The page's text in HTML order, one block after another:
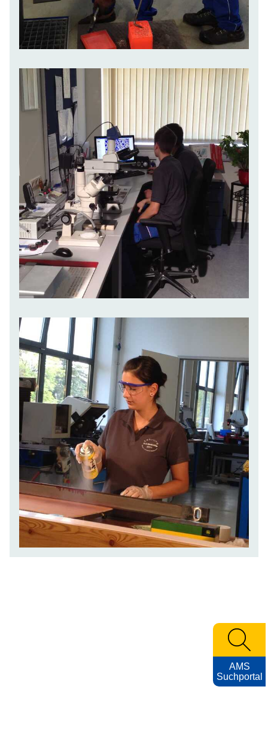
AMS
Suchportal